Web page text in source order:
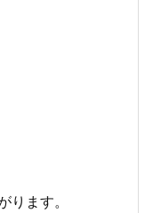
ります。